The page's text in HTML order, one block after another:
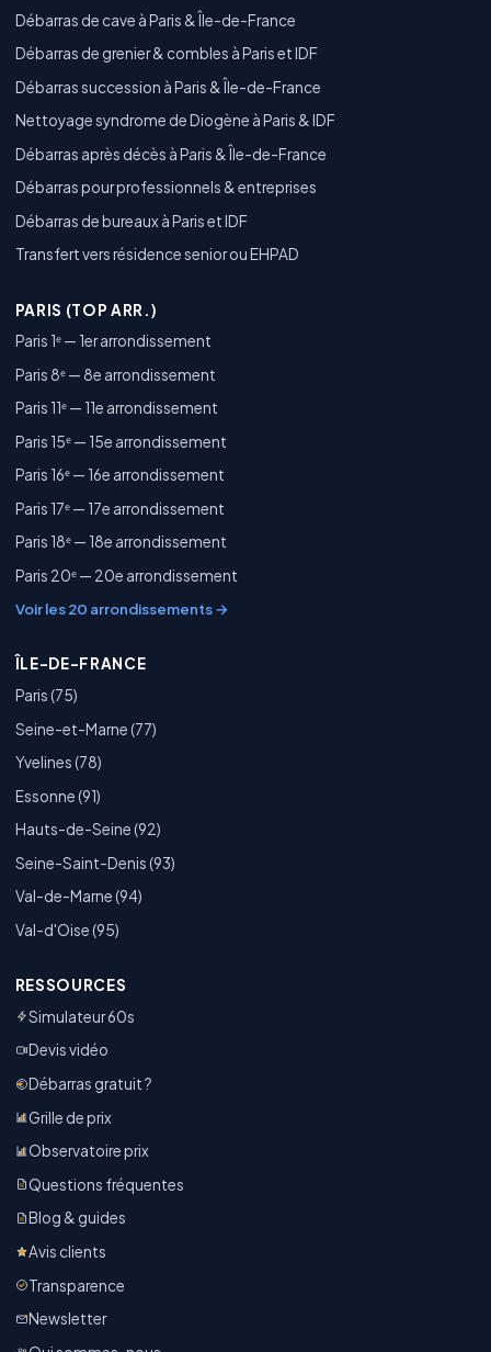
Débarras de cave à Paris & Île-de-France
Débarras de grenier & combles à Paris et IDF
Débarras succession à Paris & Île-de-France
Nettoyage syndrome de Diogène à Paris & IDF
Débarras après décès à Paris & Île-de-France
Débarras pour professionnels & entreprises
Débarras de bureaux à Paris et IDF
Transfert vers résidence senior ou EHPAD
PARIS (TOP ARR.)
Paris 1ᵉ — 1er arrondissement
Paris 8ᵉ — 8e arrondissement
Paris 11ᵉ — 11e arrondissement
Paris 15ᵉ — 15e arrondissement
Paris 16ᵉ — 16e arrondissement
Paris 17ᵉ — 17e arrondissement
Paris 18ᵉ — 18e arrondissement
Paris 20ᵉ — 20e arrondissement
Voir les 20 arrondissements →
ÎLE-DE-FRANCE
Paris (75)
Seine-et-Marne (77)
Yvelines (78)
Essonne (91)
Hauts-de-Seine (92)
Seine-Saint-Denis (93)
Val-de-Marne (94)
Val-d'Oise (95)
RESSOURCES
Simulateur 60s
Devis vidéo
Débarras gratuit ?
Grille de prix
Observatoire prix
Questions fréquentes
Blog & guides
Avis clients
Transparence
Newsletter